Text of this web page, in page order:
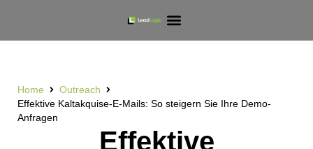
Home
Outreach
Effektive Kaltakquise-E-Mails: So steigern Sie Ihre Demo-
Anfragen
Effektive